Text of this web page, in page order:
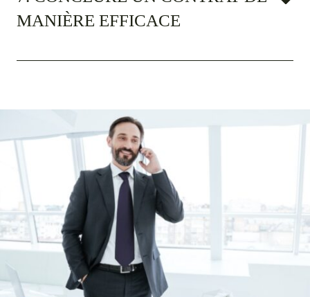
MANIÈRE EFFICACE